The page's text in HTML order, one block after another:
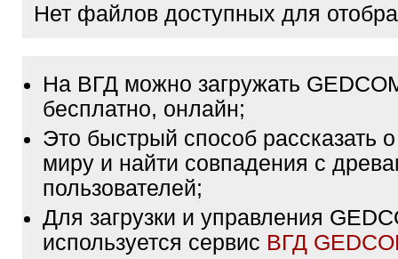
Нет файлов доступных для
На ВГД можно загружать
бесплатно, онлайн;
Это быстрый способ рассказать
миру и найти совпадения с
пользователей;
Для загрузки и управления
используется сервис ВГД